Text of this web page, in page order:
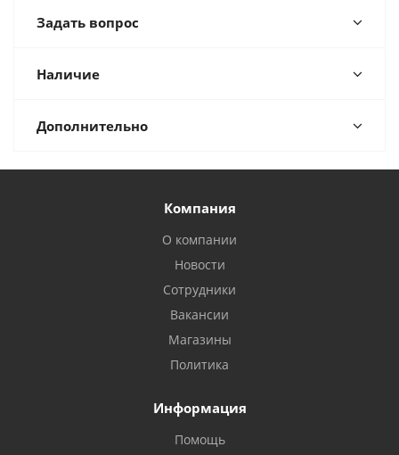
Задать вопрос
Наличие
Дополнительно
Компания
О компании
Новости
Сотрудники
Вакансии
Магазины
Политика
Информация
Помощь